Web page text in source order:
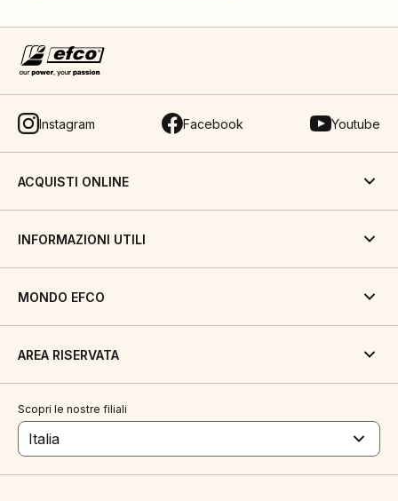
Instagram Facebook Youtube
ACQUISTI ONLINE
INFORMAZIONI UTILI
MONDO EFCO
AREA RISERVATA
Scopri le nostre filiali
Italia